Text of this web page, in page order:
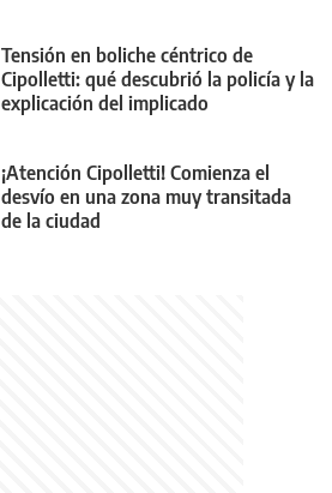
Tensión en boliche céntrico de
Cipolletti: qué descubrió la policía y la
explicación del implicado
¡Atención Cipolletti! Comienza el
desvío en una zona muy transitada
de la ciudad